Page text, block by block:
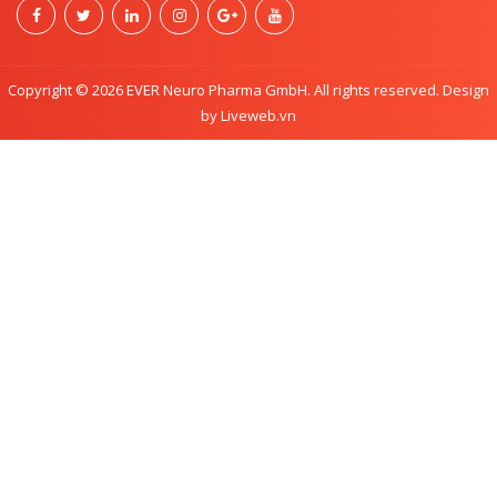
Copyright © 2026 EVER Neuro Pharma GmbH. All rights reserved. Design
by Liveweb.vn